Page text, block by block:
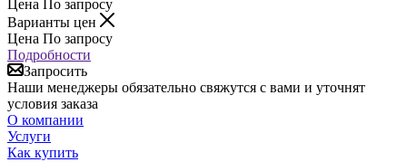
Цена По запросу
Варианты цен
Цена По запросу
Подробности
Запросить
Наши менеджеры обязательно свяжутся с вами и уточнят
условия заказа
О компании
Услуги
Как купить